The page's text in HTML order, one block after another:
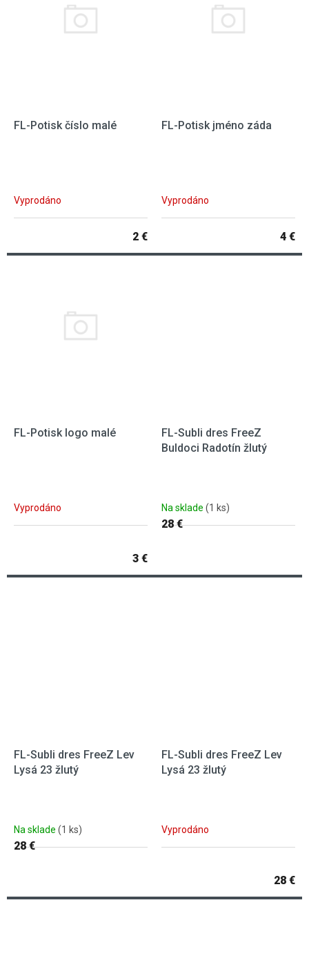
FL-Potisk číslo malé
Vyprodáno
2 €
FL-Potisk jméno záda
Vyprodáno
4 €
FL-Potisk logo malé
Vyprodáno
3 €
FL-Subli dres FreeZ
Buldoci Radotín žlutý
Na sklade (1 ks)
28 €
FL-Subli dres FreeZ Lev
Lysá 23 žlutý
Na sklade (1 ks)
28 €
FL-Subli dres FreeZ Lev
Lysá 23 žlutý
Vyprodáno
28 €